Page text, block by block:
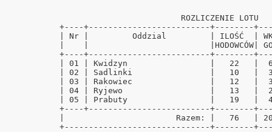
+----+-------------------------
| Nr |         Oddzial         | ILOŚĆ
|    |
+----+-------------------------
| 01 | Kwidzyn                 |   22
| 02 | Sadlinki                |   10
| 03 | Rakowiec                |   12
| 04 | Ryjewo                  |   13
| 05 | Prabuty                 |   19
+----+-------------------------
|                       Razem: |   76
+------------------------------